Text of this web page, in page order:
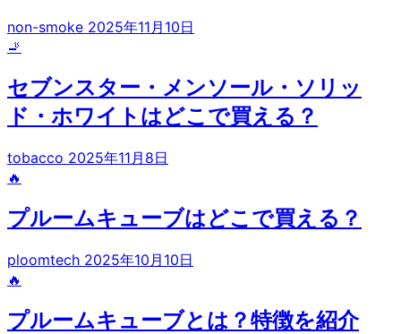
non-smoke 2025年11月10日
🚬
セブンスター・メンソール・ソリッ
ド・ホワイトはどこで買える？
tobacco 2025年11月8日
🔥
プルームキューブはどこで買える？
ploomtech 2025年10月10日
🔥
プルームキューブとは？特徴を紹介